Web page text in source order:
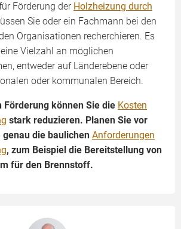
Förderung der Holzheizung durch
Sie oder ein Fachmann bei den
Organisationen recherchieren. Es
Vielzahl an möglichen
entweder auf Länderebene oder
oder kommunalen Bereich.
Förderung können Sie die Kosten
stark reduzieren. Planen Sie vor
genau die baulichen Anforderungen
, zum Beispiel die Bereitstellung von
für den Brennstoff.